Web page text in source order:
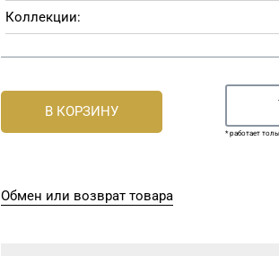
Коллекции:
В КОРЗИНУ
* работает
Обмен или возврат товара